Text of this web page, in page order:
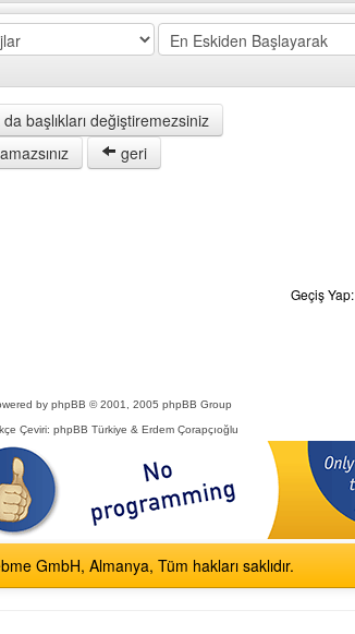
başlıkları değiştiremezsiniz
geri
Geçiş Yap:
by phpBB © 2001, 2005 phpBB Group
Çeviri: phpBB Türkiye & Erdem Çorapçıoğlu
GmbH, Almanya, Tüm hakları saklıdır.